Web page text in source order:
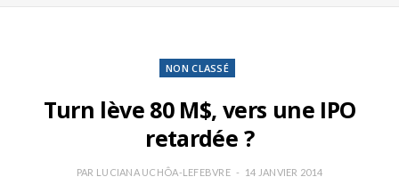
NON CLASSÉ
Turn lève 80 M$, vers une IPO
retardée ?
PAR LUCIANA UCHÔA-LEFEBVRE 14 JANVIER 2014